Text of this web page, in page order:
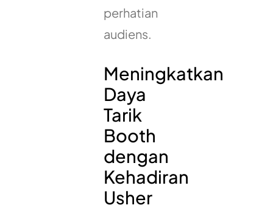
perhatian
audiens.
Meningkatkan
Daya
Tarik
Booth
dengan
Kehadiran
Usher